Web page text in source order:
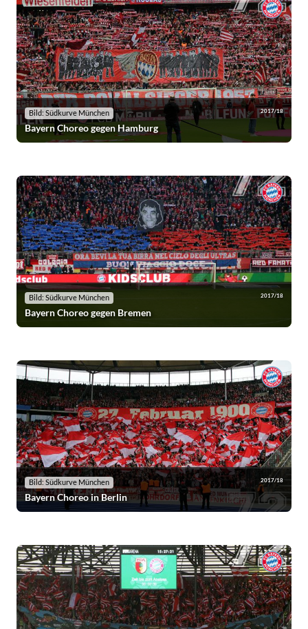
Bild: Südkurve München 2017/18
Bayern Choreo gegen Hamburg
Bild: Südkurve München 2017/18
Bayern Choreo gegen Bremen
Bild: Südkurve München 2017/18
Bayern Choreo in Berlin